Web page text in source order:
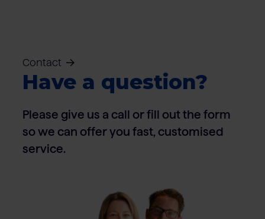
Contact
Have a question?
Please give us a call or fill out the form
so we can offer you fast, customised
service.